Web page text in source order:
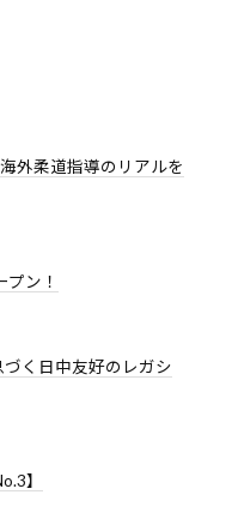
外柔道指導のリアルを
ン！
く日中友好のレガシ
】